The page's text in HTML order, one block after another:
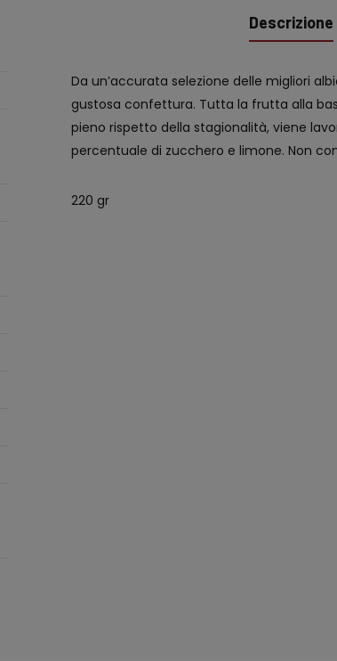
Descrizione
Da un’accurata selezione delle migliori
gustosa confettura. Tutta la frutta alla
pieno rispetto della stagionalità, viene
percentuale di zucchero e limone. Non
220 gr